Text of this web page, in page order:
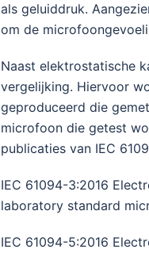
als geluiddruk.
om de
Naast elektrostatische
vergelijking. Hiervoor
geproduceerd die
microfoon die getest
publicaties van IEC
IEC 61094-3:2016
laboratory standard
IEC 61094-5:2016